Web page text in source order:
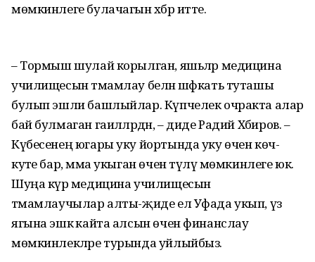
мөмкинлеге булачагын хәбәр итте.
– Тормыш шулай корылган, яшьләр медицина
училищесын тәмамлау белән шәфкать туташы
булып эшли башлыйлар. Күпчелек очракта алар
бай булмаган гаиләләрдән, – диде Радий Хәбиров. –
Күбесенең югары уку йортында уку өчен көч-
куәте бар, әмма укыган өчен түләү мөмкинлеге юк.
Шуңа күрә медицина училищесын
тәмамлаучылар алты-җиде ел Уфада укып, үз
ягына эшкә кайта алсын өчен финанслау
мөмкинлекләре турында уйлыйбыз.